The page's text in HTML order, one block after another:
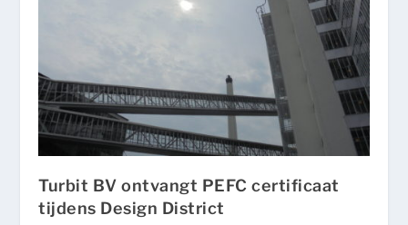
Turbit BV ontvangt PEFC certificaat
tijdens Design District